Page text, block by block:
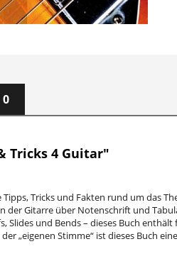
0
Tricks 4 Guitar"
Tipps, Tricks und Fakten rund um das
der Gitarre über Notenschrift und
und Bends – dieses Buch
„eigenen Stimme“ ist dieses Buch